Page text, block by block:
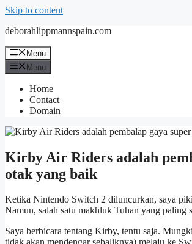
Skip to content
deborahlippmannspain.com
Menu
Menu
Home
Contact
Domain
Kirby Air Riders adalah
otak yang baik
Ketika Nintendo Switch 2 diluncurkan, saya
Namun, salah satu makhluk Tuhan yang
Saya berbicara tentang Kirby, tentu saja.